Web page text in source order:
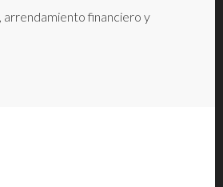
arrendamiento financiero y